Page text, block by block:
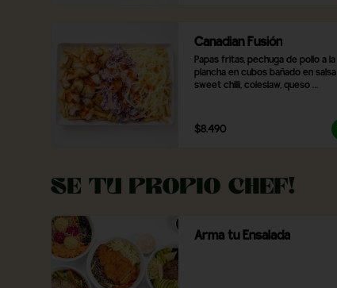
Canadian Fusión
Papas fritas, pechuga de pollo a la
plancha en cubos bañado en salsa
sweet chilli, coleslaw, queso
$8.490
Se tu propio Chef!
Arma tu Ensalada